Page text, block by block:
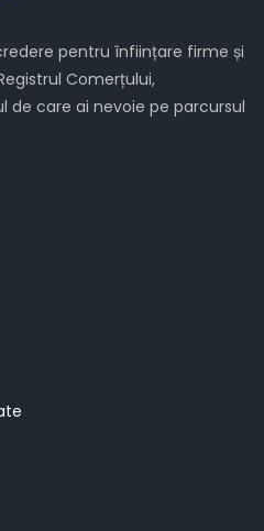
pentru înființare firme și
Comerțului,
care ai nevoie pe parcursul